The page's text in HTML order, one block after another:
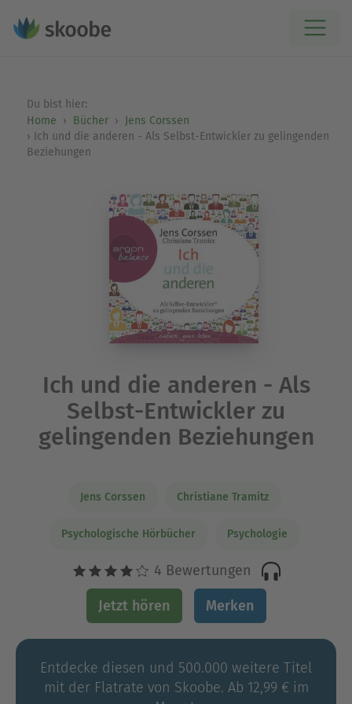
Du bist hier:
Home
Bücher
Jens Corssen
Ich und die anderen - Als Selbst-Entwickler zu gelingenden
Beziehungen
Ich und die anderen - Als
Selbst-Entwickler zu
gelingenden Beziehungen
Jens Corssen Christiane Tramitz
Psychologische Hörbücher Psychologie
4 Bewertungen
Jetzt hören Merken
Entdecke diesen und 500.000 weitere Titel
mit der Flatrate von Skoobe. Ab 12,99 € im